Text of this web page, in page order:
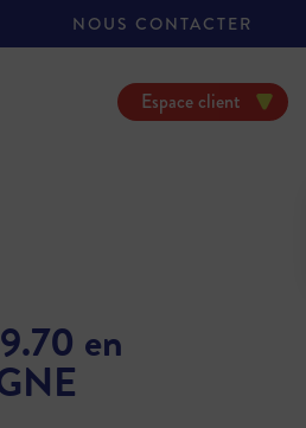
NOUS CONTACTER
Espace client
en